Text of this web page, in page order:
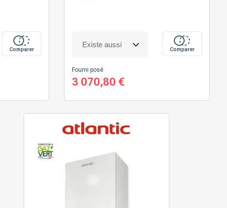
Comparer Comparer
Fourni posé
3 070,80 €